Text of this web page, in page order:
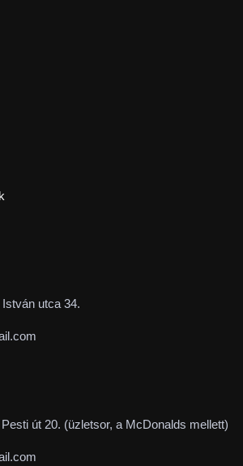
utca 34.
út 20. (üzletsor, a McDonalds mellett)